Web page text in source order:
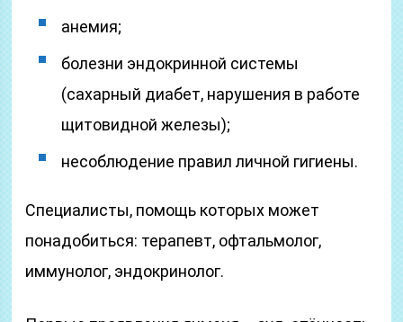
анемия;
болезни эндокринной системы
(сахарный диабет, нарушения в работе
щитовидной железы);
несоблюдение правил личной гигиены.
Специалисты, помощь которых может
понадобиться: терапевт, офтальмолог,
иммунолог, эндокринолог.